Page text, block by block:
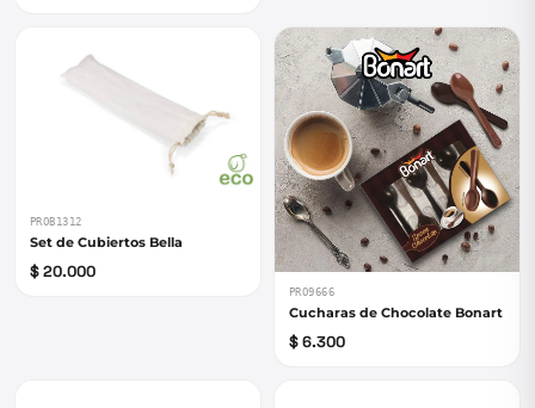
PROB1312
Set de Cubiertos Bella
$ 20.000
PRO9666
Cucharas de Chocolate Bonart
$ 6.300